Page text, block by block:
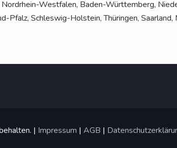
Nord­rhein-West­fa­len, Baden-Würt­tem­berg,
Pfalz, Schles­wig-Hol­stein, Thü­rin­gen,
| Impressum | AGB |